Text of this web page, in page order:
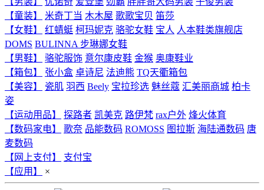
【童装】
米奇丁当 木木屋 歌歌宝贝 笛莎
【女鞋】
红蜻蜓 柯玛妮克 骆驼女鞋 宝人 人本鞋类旗舰店
DOMS BULINNA 步琳娜女鞋
【男鞋】
骆驼服饰 意尔康皮鞋 金猴 奥康鞋业
【箱包】
张小盒 卓诗尼 法迪熊 TQ天衢箱包
【美容】
瓷肌 羽西 Beely 宝拉珍选 魅丝蔻 汇美丽商城 柏卡
姿
【运动用品】
探路者 凯美克 路伊梵 rax户外 烽火体育
【数码家电】
歌奈 品能数码 ROMOSS 图拉斯 海陆通数码 唐
麦数码
【网上支付】
支付宝
【应用】
×